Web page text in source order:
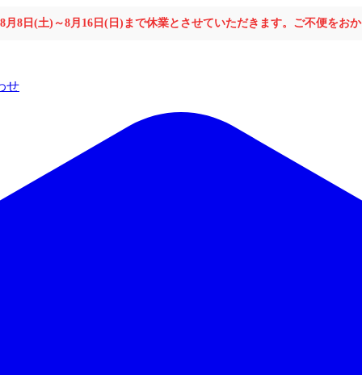
月8日(土)～8月16日(日)まで休業とさせていただきます。ご不便をお
せ